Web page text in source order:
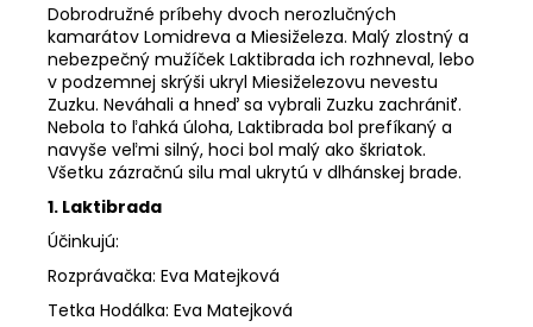
Dobrodružné príbehy dvoch nerozlučných
kamarátov Lomidreva a Miesiželeza. Malý zlostný a
nebezpečný mužíček Laktibrada ich rozhneval, lebo
v podzemnej skrýši ukryl Miesiželezovu nevestu
Zuzku. Neváhali a hneď sa vybrali Zuzku zachrániť.
Nebola to ľahká úloha, Laktibrada bol prefíkaný a
navyše veľmi silný, hoci bol malý ako škriatok.
Všetku zázračnú silu mal ukrytú v dlhánskej brade.
1. Laktibrada
Účinkujú:
Rozprávačka: Eva Matejková
Tetka Hodálka: Eva Matejková